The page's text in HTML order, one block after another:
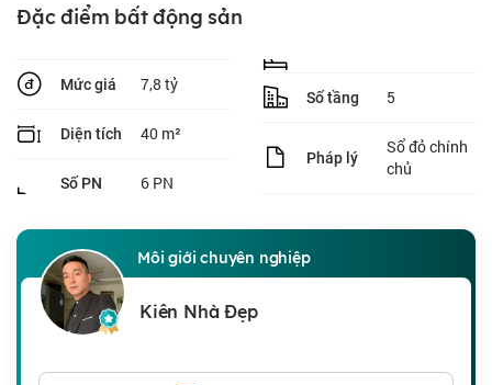
Đặc điểm bất động sản
Mức giá 7,8 tỷ
Diện tích 40 m²
Số PN 6 PN
Số tầng 5
Pháp lý
Sổ đỏ chính
chủ
Môi giới chuyên nghiệp
Kiên Nhà Đẹp